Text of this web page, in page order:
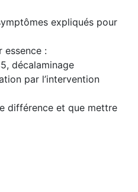
expliqués pour
essence :
décalaminage
par l’intervention
différence et que mettre